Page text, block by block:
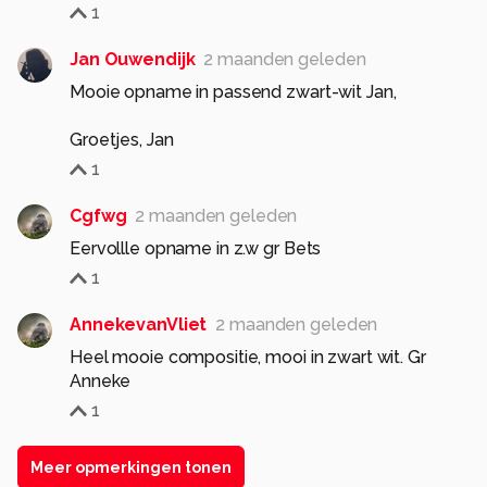
1
Jan Ouwendijk 2 maanden geleden
Mooie opname in passend zwart-wit Jan,
Groetjes, Jan
1
Cgfwg 2 maanden geleden
Eervollle opname in z.w gr Bets
1
AnnekevanVliet 2 maanden geleden
Heel mooie compositie, mooi in zwart wit. Gr
Anneke
1
Meer opmerkingen tonen